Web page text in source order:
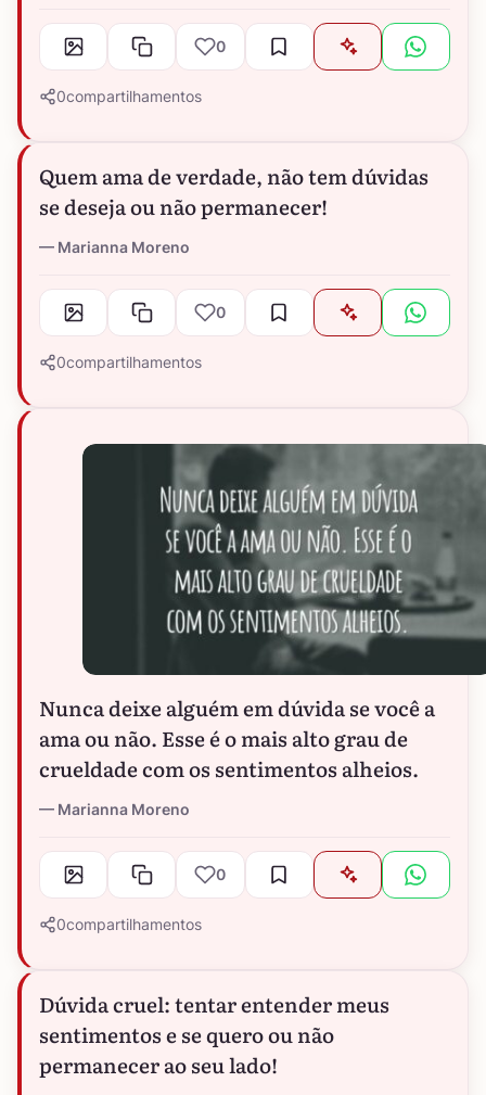
0
0compartilhamentos
Quem ama de verdade, não tem dúvidas
se deseja ou não permanecer!
Marianna Moreno
0
0compartilhamentos
Nunca deixe alguém em dúvida se você a
ama ou não. Esse é o mais alto grau de
crueldade com os sentimentos alheios.
Marianna Moreno
0
0compartilhamentos
Dúvida cruel: tentar entender meus
sentimentos e se quero ou não
permanecer ao seu lado!